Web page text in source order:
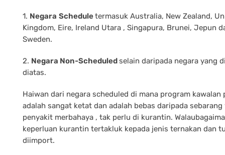
1. Negara Scheduletermasuk Australia, New Zealand,
Kingdom, Eire, Ireland Utara , Singapura, Brunei, Jepun
Sweden.
2. Negara Non-Scheduledselain daripada negara yang
diatas.
Haiwan dari negara scheduled di mana program kawalan
adalah sangat ketat dan adalah bebas daripada sebarang
penyakit merbahaya , tak perlu di kurantin.
keperluan kurantin tertakluk kepada jenis ternakan dan
diimport.